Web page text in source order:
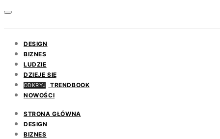
DESIGN
BIZNES
LUDZIE
DZIEJE SIĘ
ODKRYJ
TRENDBOOK
NOWOŚCI
STRONA GŁÓWNA
DESIGN
BIZNES